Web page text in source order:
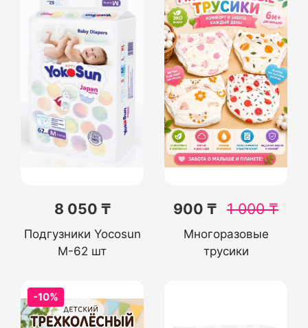
8 050 ₸
Подгузники Yocosun
М-62 шт
900 ₸ 1 000₸
Многоразовые
трусики
-10%